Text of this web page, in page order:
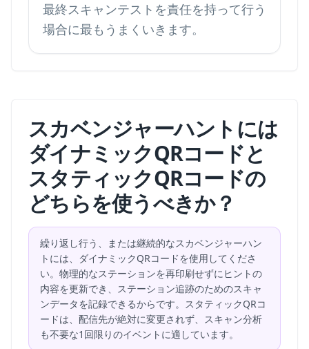
最終スキャンテストを責任を持って行う
場合に最もうまくいきます。
スカベンジャーハントには
ダイナミックQRコードと
スタティックQRコードの
どちらを使うべきか？
繰り返し行う、または継続的なスカベンジャーハン
トには、ダイナミックQRコードを使用してくださ
い。物理的なステーションを再印刷せずにヒントの
内容を更新でき、ステーション追跡のためのスキャ
ンデータを記録できるからです。スタティックQRコ
ードは、配信先が絶対に変更されず、スキャン分析
も不要な1回限りのイベントに適しています。